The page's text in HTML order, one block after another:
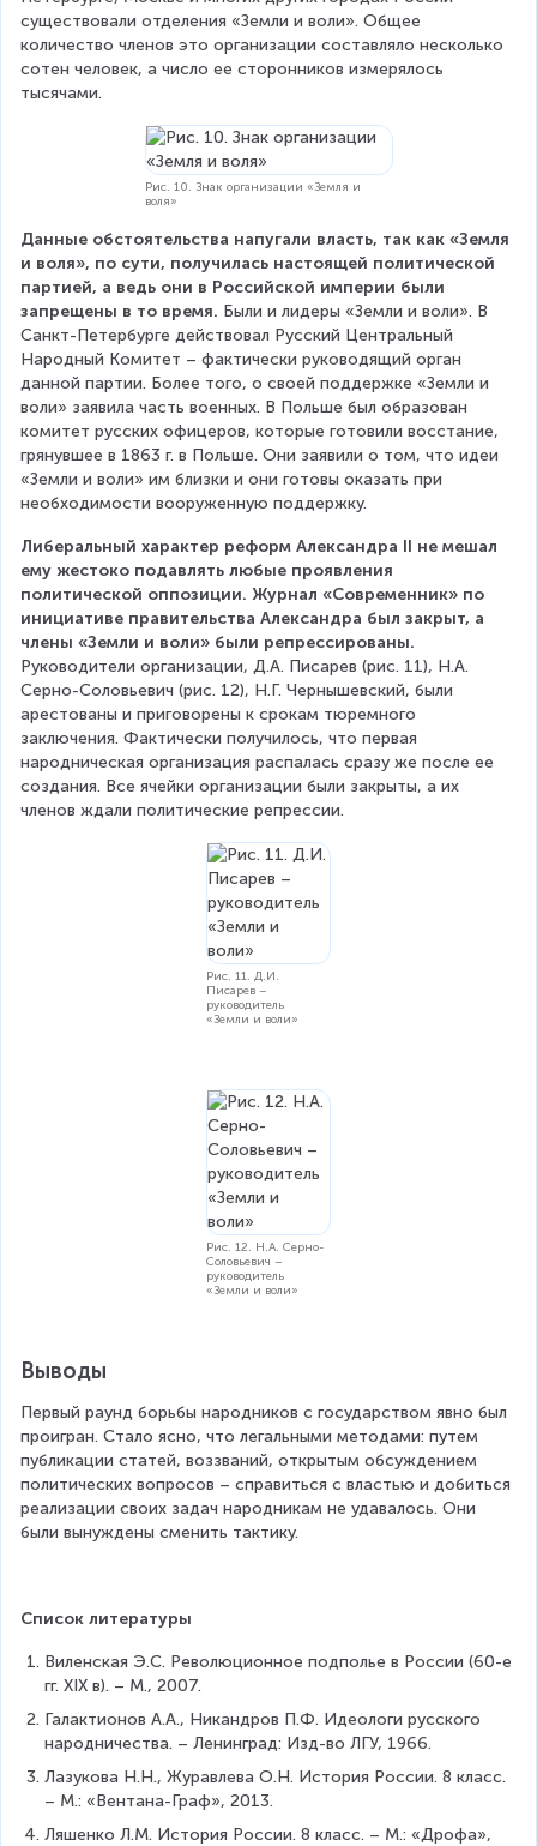
существовали отделения «Земли и воли». Общее
количество членов это организации составляло несколько
сотен человек, а число ее сторонников измерялось
тысячами.
Рис. 10. Знак организации «Земля и
воля»
Данные обстоятельства напугали власть, так как «Земля
и воля», по сути, получилась настоящей политической
партией, а ведь они в Российской империи были
запрещены в то время. Были и лидеры «Земли и воли». В
Санкт-Петербурге действовал Русский Центральный
Народный Комитет – фактически руководящий орган
данной партии. Более того, о своей поддержке «Земли и
воли» заявила часть военных. В Польше был образован
комитет русских офицеров, которые готовили восстание,
грянувшее в 1863 г. в Польше. Они заявили о том, что идеи
«Земли и воли» им близки и они готовы оказать при
необходимости вооруженную поддержку.
Либеральный характер реформ Александра II не мешал
ему жестоко подавлять любые проявления
политической оппозиции. Журнал «Современник» по
инициативе правительства Александра был закрыт, а
члены «Земли и воли» были репрессированы.
Руководители организации, Д.А. Писарев (рис. 11), Н.А.
Серно-Соловьевич (рис. 12), Н.Г. Чернышевский, были
арестованы и приговорены к срокам тюремного
заключения. Фактически получилось, что первая
народническая организация распалась сразу же после ее
создания. Все ячейки организации были закрыты, а их
членов ждали политические репрессии.
Рис. 11. Д.И.
Писарев –
руководитель
«Земли и воли»
Рис. 12. Н.А. Серно-
Соловьевич –
руководитель
«Земли и воли»
Выводы
Первый раунд борьбы народников с государством явно был
проигран. Стало ясно, что легальными методами: путем
публикации статей, воззваний, открытым обсуждением
политических вопросов – справиться с властью и добиться
реализации своих задач народникам не удавалось. Они
были вынуждены сменить тактику.
Список литературы
Виленская Э.С. Революционное подполье в России (60-е
гг. XIX в). – М., 2007.
Галактионов А.А., Никандров П.Ф. Идеологи русского
народничества. – Ленинград: Изд-во ЛГУ, 1966.
Лазукова Н.Н., Журавлева О.Н. История России. 8 класс.
– М.: «Вентана-Граф», 2013.
Ляшенко Л.М. История России. 8 класс. – М.: «Дрофа»,